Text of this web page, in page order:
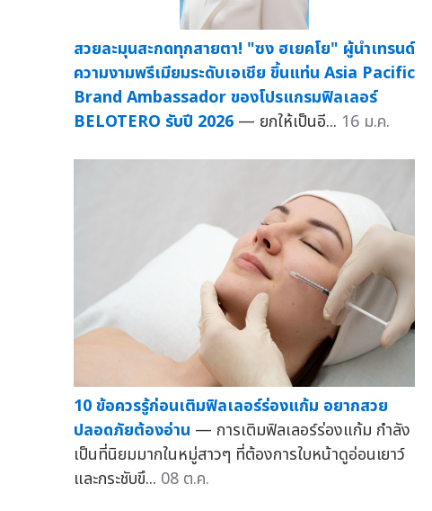
สวยละมุนสะกดทุกสายตา! "ซง ฮเยคโย" ผู้นำเทรนด์
ความงามพรีเมียมระดับเอเชีย ขึ้นแท่น Asia Pacific
Brand Ambassador ของโปรแกรมฟิลเลอร์
BELOTERO รับปี 2026 — ยกให้เป็นอี... 16 ม.ค.
10 ข้อควรรู้ก่อนเติมฟิลเลอร์ร่องแก้ม อยากสวย
ปลอดภัยต้องอ่าน — การเติมฟิลเลอร์ร่องแก้ม กำลัง
เป็นที่นิยมมากในหมู่สาวๆ ที่ต้องการใบหน้าดูอ่อนเยาว์
และกระชับขึ... 08 ต.ค.